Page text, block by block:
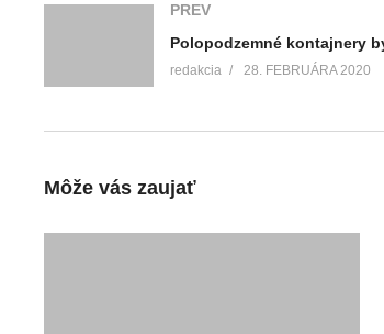
PREV
redakcia 28. FEBRUÁRA 2020
Môže vás zaujať